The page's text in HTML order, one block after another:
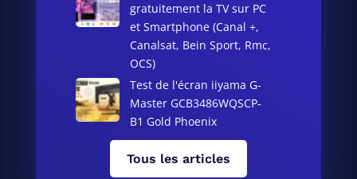
gratuitement la TV sur PC
et Smartphone (Canal +,
Canalsat, Bein Sport, Rmc,
OCS)
Test de l'écran iiyama G-
Master GCB3486WQSCP-
B1 Gold Phoenix
Tous les articles